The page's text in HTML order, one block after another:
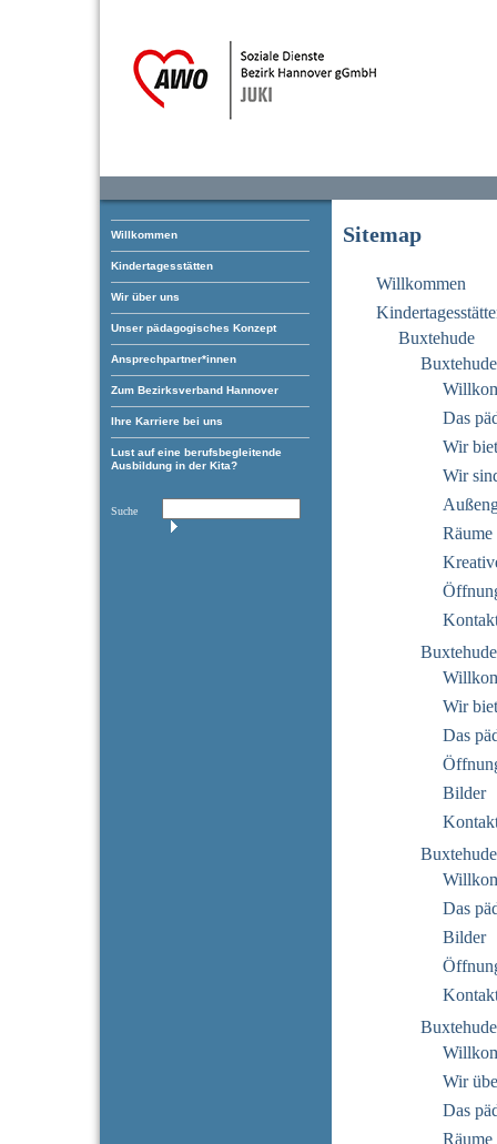
Willkommen
Kindertagesstätten
Wir über uns
Unser pädagogisches Konzept
Ansprechpartner*innen
Zum Bezirksverband Hannover
Ihre Karriere bei uns
Lust auf eine berufsbegleitende
Ausbildung in der Kita?
Suche
Sitemap
Willkommen
Buxtehude
Das
Wir
Wir
Räume
Wir
Das
Bilder
Das
Bilder
Wir
Das
Räume